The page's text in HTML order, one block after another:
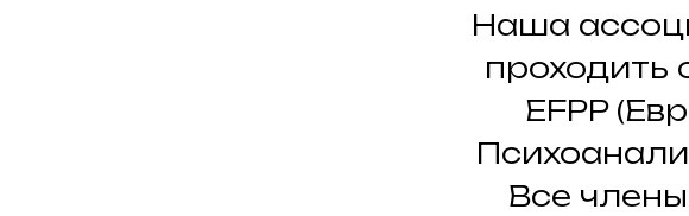
Наша
проходить
EFPP
Все